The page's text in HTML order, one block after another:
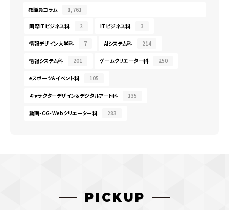
教職員コラム 1,761
国際ITビジネス科 2 ITビジネス科 3
情報デザイン大学科 7 AIシステム科 214
情報システム科 201 ゲームクリエーター科 250
eスポーツ＆イベント科 105
キャラクターデザイン＆デジタルアート科 135
動画・CG・Webクリエーター科 283
PICKUP